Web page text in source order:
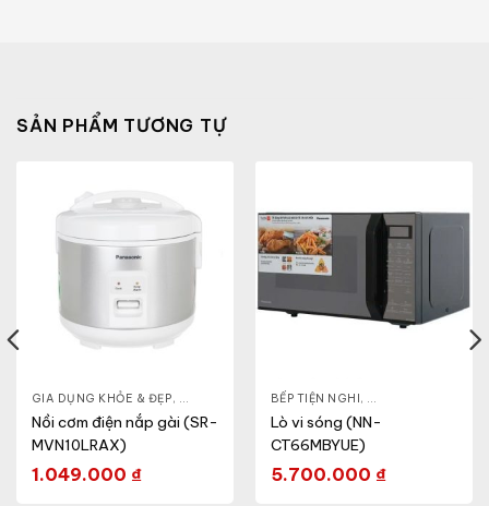
SẢN PHẨM TƯƠNG TỰ
GIA DỤNG KHỎE & ĐẸP, NỒI - ẤM - CA - BÌNH ,NỒI CƠM ĐIỆN
Nồi cơm điện nắp gài (SR-
MVN10LRAX)
1.049.000 ₫
BẾP TIỆN NGHI , GIA DỤNG KHỎE &
Lò vi sóng (NN-
CT66MBYUE)
5.700.000 ₫
& ĐẸP,NỒI - ẤM - CA - BÌNH